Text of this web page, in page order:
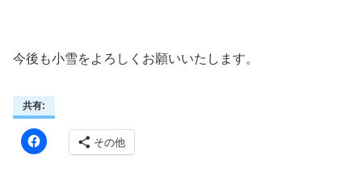
今後も小雪をよろしくお願いいたします。
共有:
その他